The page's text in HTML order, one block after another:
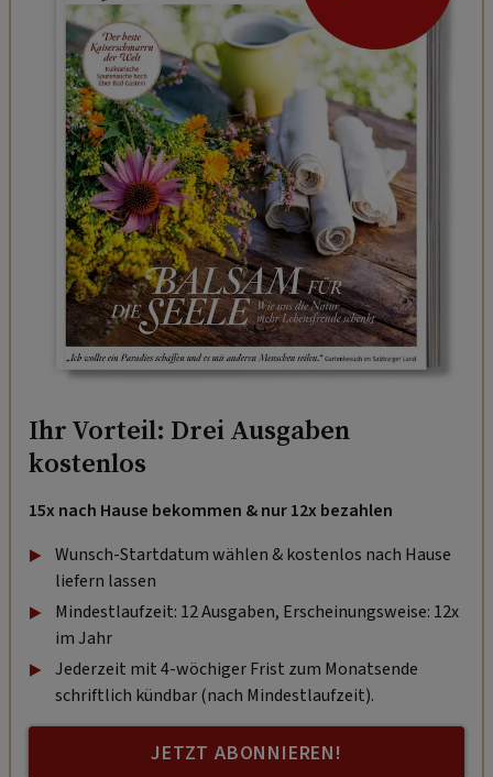
Ihr Vorteil: Drei Ausgaben
kostenlos
15x nach Hause bekommen & nur 12x bezahlen
Wunsch-Startdatum wählen & kostenlos nach Hause
liefern lassen
Mindestlaufzeit: 12 Ausgaben, Erscheinungsweise: 12x
im Jahr
Jederzeit mit 4-wöchiger Frist zum Monatsende
schriftlich kündbar (nach Mindestlaufzeit).
JETZT ABONNIEREN!